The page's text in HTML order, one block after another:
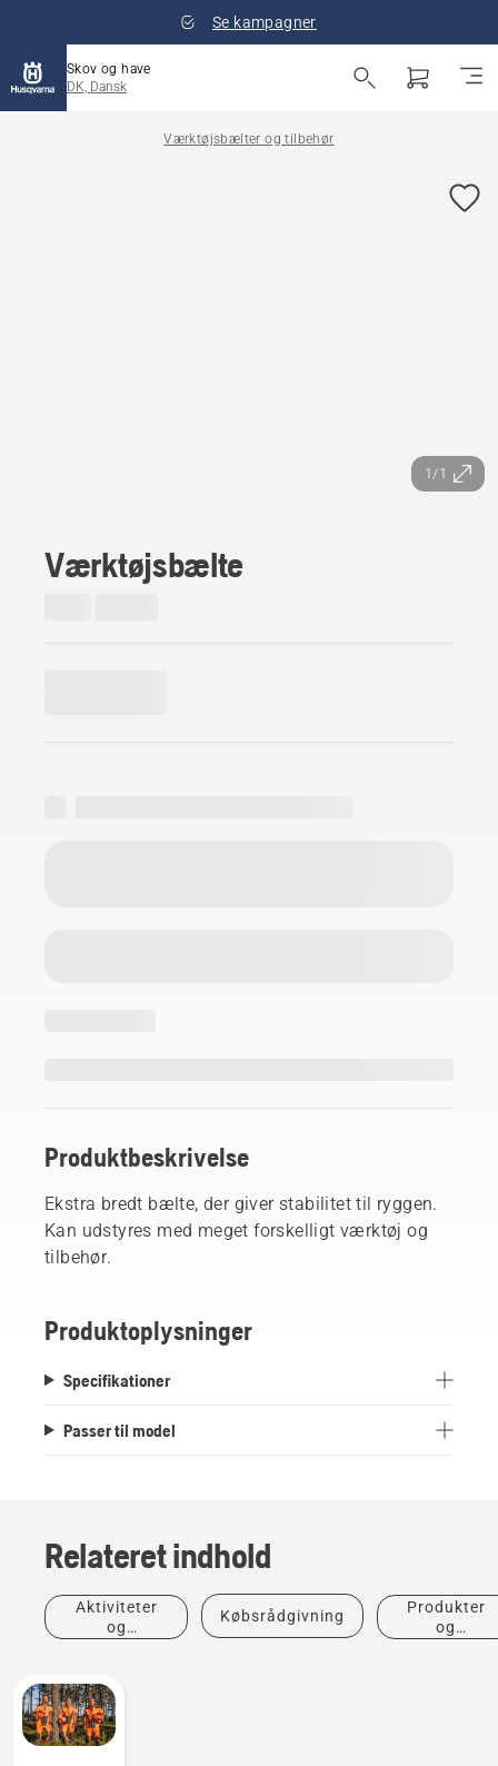
Se kampagner
Skov og have
DK, Dansk
Værktøjsbælter og tilbehør
1/1
Værktøjsbælte
Produktbeskrivelse
Ekstra bredt bælte, der giver stabilitet til ryggen.
Kan udstyres med meget forskelligt værktøj og
tilbehør.
Produktoplysninger
Specifikationer
Passer til model
Relateret indhold
Aktiviteter
og
Købsrådgivning
Produkter
og